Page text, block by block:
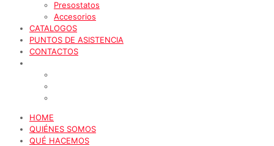
Presostatos
Accesorios
CATALOGOS
PUNTOS DE ASISTENCIA
CONTACTOS
HOME
QUIÉNES SOMOS
QUÉ HACEMOS